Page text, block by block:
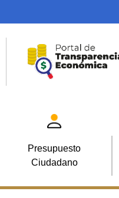
Presupuesto
Ciudadano